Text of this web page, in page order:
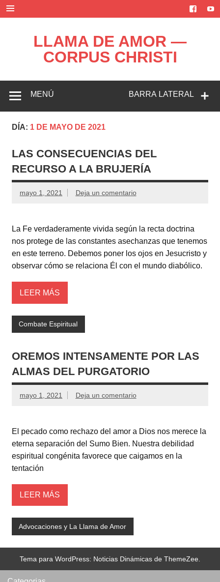
contenido
LLAMA DE AMOR —
CORPUS CHRISTI
BARRA LATERAL
MENÚ
DÍA: 1 DE MAYO DE 2021
LAS CONSECUENCIAS DEL
RECURSO A LA BRUJERÍA
mayo 1, 2021 Deja un comentario
La Fe verdaderamente vivida según la recta doctrina
nos protege de las constantes asechanzas que tenemos
en este terreno. Debemos poner los ojos en Jesucristo y
observar cómo se relaciona Él con el mundo diabólico.
LEER MÁS
Combate Espiritual
OREMOS INTENSAMENTE POR LAS
ALMAS DEL PURGATORIO
mayo 1, 2021 Deja un comentario
El pecado como rechazo del amor a Dios nos merece la
eterna separación del Sumo Bien. Nuestra debilidad
espiritual congénita favorece que caigamos en la
tentación
LEER MÁS
Advocaciones y La Llama de Amor
Tema para WordPress: Noticias Dinámicas de ThemeZee.